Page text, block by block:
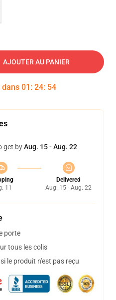
AJOUTER AU PANIER
dans 01 : 24: 54
get byAug. 15 - Aug. 22
11
Delivered
Aug. 15 - Aug. 22
porte
tous les colis
le produit n'est pas reçu